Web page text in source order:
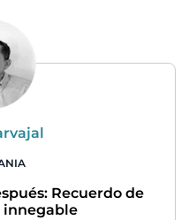
Recuerdo de
innegable